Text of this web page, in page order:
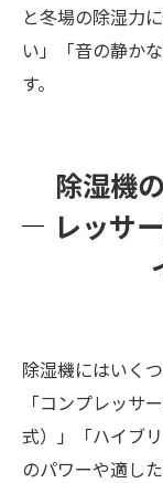
と冬場の除湿力
い」「音の静か
す。
除湿機
レッサ
除湿機にはいく
「コンプレッサ
式）」「ハイブ
のパワーや適し